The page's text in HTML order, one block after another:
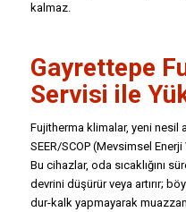
kalmaz.
Gayrettepe
Servisi ile
Fujitherma klimalar, yeni nesil
SEER/SCOP (Mevsimsel
Bu cihazlar, oda sıcaklığını
devrini düşürür veya artırır;
dur-kalk yapmayarak